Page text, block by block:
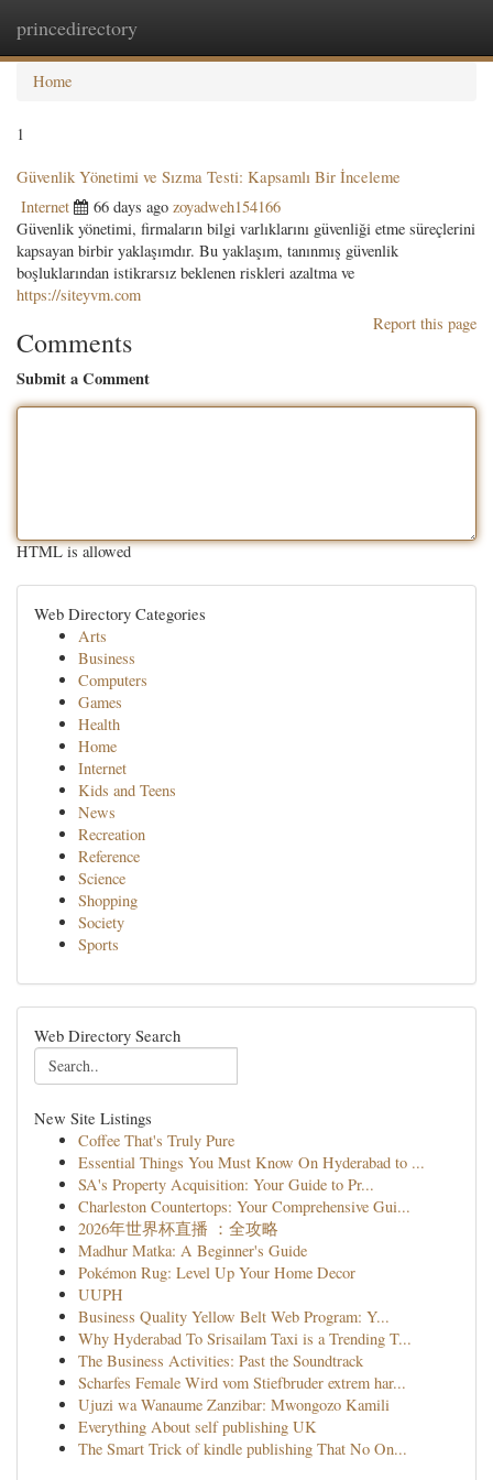
princedirectory
Home
1
Güvenlik Yönetimi ve Sızma Testi: Kapsamlı Bir İnceleme
Internet 66 days ago zoyadweh154166
Güvenlik yönetimi, firmaların bilgi varlıklarını güvenliği etme süreçlerini
kapsayan birbir yaklaşımdır. Bu yaklaşım, tanınmış güvenlik
boşluklarından istikrarsız beklenen riskleri azaltma ve
https://siteyvm.com
Report this page
Comments
Submit a Comment
HTML is allowed
Web Directory Categories
Arts
Business
Computers
Games
Health
Home
Internet
Kids and Teens
News
Recreation
Reference
Science
Shopping
Society
Sports
Web Directory Search
New Site Listings
Coffee That's Truly Pure
Essential Things You Must Know On Hyderabad to ...
SA's Property Acquisition: Your Guide to Pr...
Charleston Countertops: Your Comprehensive Gui...
2026年世界杯直播 ：全攻略
Madhur Matka: A Beginner's Guide
Pokémon Rug: Level Up Your Home Decor
UUPH
Business Quality Yellow Belt Web Program: Y...
Why Hyderabad To Srisailam Taxi is a Trending T...
The Business Activities: Past the Soundtrack
Scharfes Female Wird vom Stiefbruder extrem har...
Ujuzi wa Wanaume Zanzibar: Mwongozo Kamili
Everything About self publishing UK
The Smart Trick of kindle publishing That No On...